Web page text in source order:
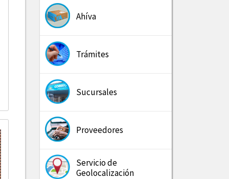
Ahíva
Trámites
Sucursales
Proveedores
Servicio de
Geolocalización